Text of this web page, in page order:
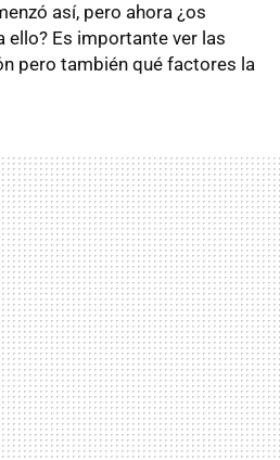
así, pero ahora ¿os
ello? Es importante ver las
pero también qué factores la